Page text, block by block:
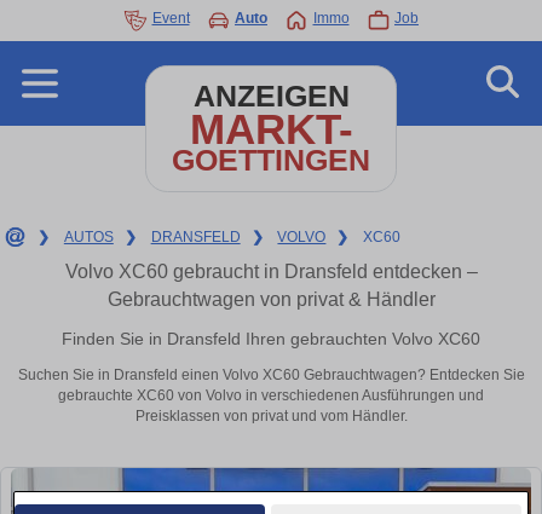
Event Auto Immo Job
ANZEIGEN
MARKT-
GOETTINGEN
❯ AUTOS ❯ DRANSFELD ❯ VOLVO ❯ XC60
Volvo XC60 gebraucht in Dransfeld entdecken –
Gebrauchtwagen von privat & Händler
Finden Sie in Dransfeld Ihren gebrauchten Volvo XC60
Suchen Sie in Dransfeld einen Volvo XC60 Gebrauchtwagen? Entdecken Sie
gebrauchte XC60 von Volvo in verschiedenen Ausführungen und
Preisklassen von privat und vom Händler.